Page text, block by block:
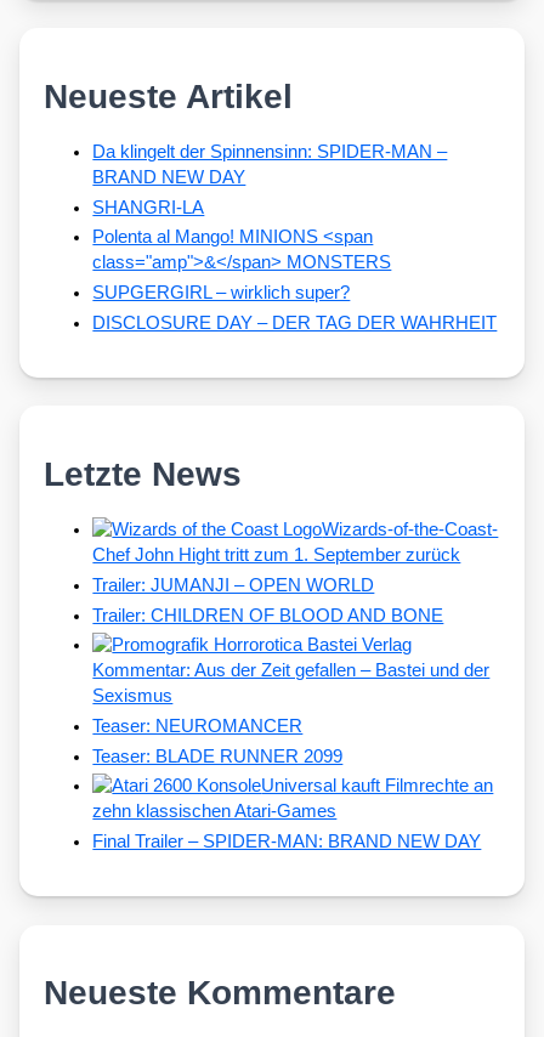
Neueste Artikel
Da klingelt der Spinnensinn: SPIDER-MAN –
BRAND NEW DAY
SHANGRI-LA
Polenta al Mango! MINIONS <span
class="amp">&</span> MONSTERS
SUPGERGIRL – wirklich super?
DISCLOSURE DAY – DER TAG DER WAHRHEIT
Letzte News
Wizards-of-the-Coast-
Chef John Hight tritt zum 1. September zurück
Trailer: JUMANJI – OPEN WORLD
Trailer: CHILDREN OF BLOOD AND BONE
Kommentar: Aus der Zeit gefallen – Bastei und der
Sexismus
Teaser: NEUROMANCER
Teaser: BLADE RUNNER 2099
Universal kauft Filmrechte an
zehn klassischen Atari-Games
Final Trailer – SPIDER-MAN: BRAND NEW DAY
Neueste Kommentare